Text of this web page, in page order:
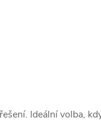
Ideální volba,